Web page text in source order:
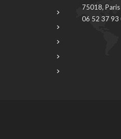
75018, Paris
06 52 37 93